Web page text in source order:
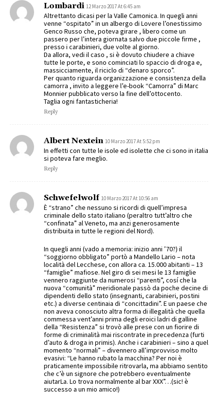
Lombardi 12 Marzo 2017 At 6:45 am
Altrettanto dicasi per la Valle Camonica. In quegli anni
venne “ospitato” in un albergo di Lovere l’onestissimo
Genco Russo che, poteva girare , libero come un
passero per l’intera giornata salvo due piccole firme ,
presso i carabinieri, due volte al giorno.
Da allora, vedi il caso , si è dovuto chiudere a chiave
tutte le porte, e sono cominciati lo spaccio di droga e,
massicciamente, il riciclo di “denaro sporco”.
Per quanto riguarda organizzazione e consistenza della
camorra , invito a leggere l’e-book “Camorra” di Marc
Monnier pubblicato verso la fine dell’ottocento.
Taglia ogni fantasticheria!
Reply
Albert Nextein 10 Marzo 2017 At 5:52 pm
In effetti con tutte le isole ed isolette che ci sono in italia
si poteva fare meglio.
Reply
Schwefelwolf 10 Marzo 2017 At 10:56 am
È “strano” che nessuno si ricordi di quell’impresa
criminale dello stato italiano (peraltro tutt’altro che
“confinata” al Veneto, ma anzi generosamente
distribuita in tutte le regioni del Nord).
In quegli anni (vado a memoria: inizio anni ’70?) il
“soggiorno obbligato” portò a Mandello Lario – nota
località del Lecchese, con allora ca. 15.000 abitanti – 13
“famiglie” mafiose. Nel giro di sei mesi le 13 famiglie
vennero raggiunte da numerosi “parenti”, cosí che la
nuova “comunità” meridionale passò da poche decine di
dipendenti dello stato (insegnanti, carabinieri, postini
etc.) a diverse centinaia di “concittadini”. E un paese che
non aveva conosciuto altra forma di illegalità che quella
commessa vent’anni prima degli eroici ladri di galline
della “Resistenza” si trovò alle prese con un fiorire di
forme di criminalità mai riscontrate in precedenza (furti
d’auto & droga in primis). Anche i carabinieri – sino a quel
momento “normali” – divennero all’improvviso molto
evasivi: “Le hanno rubato la macchina? Per noi è
praticamente impossibile ritrovarla, ma abbiamo sentito
che c’è un signore che potrebbero eventualmente
aiutarLa. Lo trova normalmente al bar XXX”…(sic! è
successo a un mio amico!)